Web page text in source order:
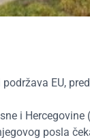
EU,
i
posla